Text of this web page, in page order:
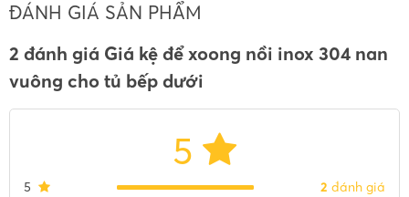
ĐÁNH GIÁ SẢN PHẨM
2 đánh giá Giá kệ để xoong nồi inox 304 nan
vuông cho tủ bếp dưới
5
5 2 đánh giá